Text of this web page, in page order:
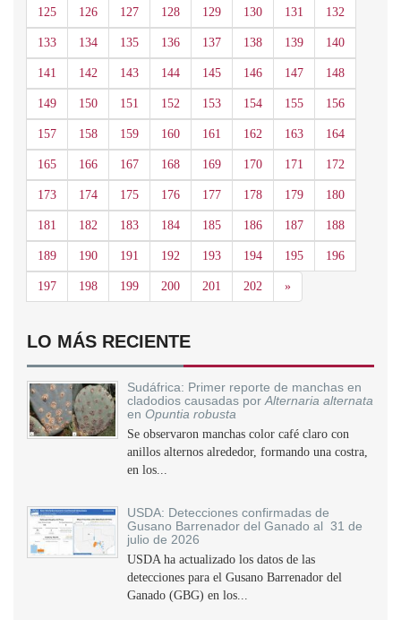
125 126 127 128 129 130 131 132
133 134 135 136 137 138 139 140
141 142 143 144 145 146 147 148
149 150 151 152 153 154 155 156
157 158 159 160 161 162 163 164
165 166 167 168 169 170 171 172
173 174 175 176 177 178 179 180
181 182 183 184 185 186 187 188
189 190 191 192 193 194 195 196
197 198 199 200 201 202 »Siguiente
LO MÁS RECIENTE
Sudáfrica: Primer reporte de manchas en
cladodios causadas por Alternaria alternata
en Opuntia robusta
Se observaron manchas color café claro con
anillos alternos alrededor, formando una costra,
en los...
USDA: Detecciones confirmadas de
Gusano Barrenador del Ganado al 31 de
julio de 2026
USDA ha actualizado los datos de las
detecciones para el Gusano Barrenador del
Ganado (GBG) en los...